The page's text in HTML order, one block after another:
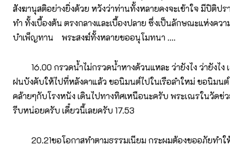
สังฆานุสติอย่างยิ่งด้วย หวังว่าท่านทั้งหลายคงจะเข้าใจ มีปิติปร
ทำ ทั้งเบื้องต้น ตรงกลางและเบื้องปลาย ซึ่งเป็นลักษณะแห่งคว
บำเพ็ญทาน พระสงฆ์ทั้งหลายขออนุโมทนา ....
16.00 กรวดน้ำไม่กรวดน้ำหางด้วนแหละ ว่ายังไง ว่ายังไง
ฝนบังคับให้ไปที่หลังคาแล้ว ขอนิมนต์ไปในเรือลำใหม่ ขอนิมนต์
คล้ายๆกับโรงหนัง เดินไปทางทิศเหนือนะครับ พระเณรในวัดช่
รีบหน่อยครับ เดี๋ยวนี้เลยครับ 17.53
20.21ขอโอกาสทำตามธรรมเนียม กระผมต้องขออภัยทำใ